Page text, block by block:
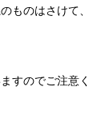
ものはさけて、
すのでご注意く